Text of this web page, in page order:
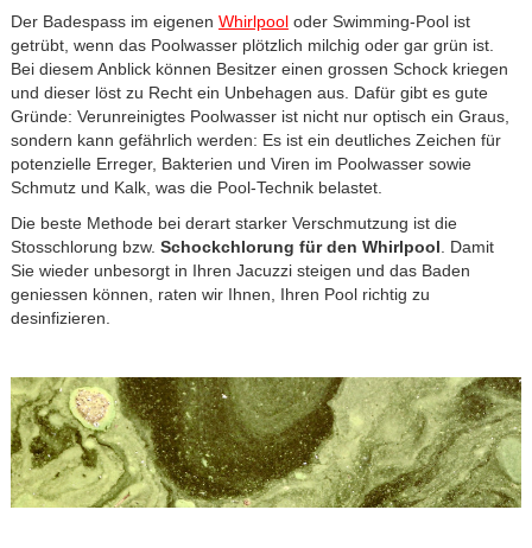
Der Badespass im eigenen Whirlpooloder Swimming-Pool ist
getrübt, wenn das Poolwasser plötzlich milchig oder gar grün ist.
Bei diesem Anblick können Besitzer einen grossen Schock kriegen
und dieser löst zu Recht ein Unbehagen aus. Dafür gibt es gute
Gründe: Verunreinigtes Poolwasser ist nicht nur optisch ein Graus,
sondern kann gefährlich werden: Es ist ein deutliches Zeichen für
potenzielle Erreger, Bakterien und Viren im Poolwasser sowie
Schmutz und Kalk, was die Pool-Technik belastet.
Die beste Methode bei derart starker Verschmutzung ist die
Stosschlorung bzw. Schockchlorung für den Whirlpool . Damit
Sie wieder unbesorgt in Ihren Jacuzzi steigen und das Baden
geniessen können, raten wir Ihnen, Ihren Pool richtig zu
desinfizieren.